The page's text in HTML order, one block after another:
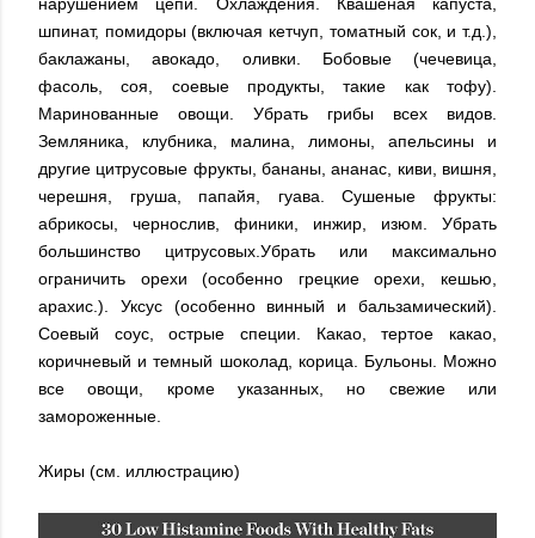
шпинат, помидоры (включая кетчуп, томатный сок, и т.д.),
баклажаны, авокадо, оливки. Бобовые (чечевица,
фасоль, соя, соевые продукты, такие как тофу).
Маринованные овощи. Убрать грибы всех видов.
Земляника, клубника, малина, лимоны, апельсины и
другие цитрусовые фрукты, бананы, ананас, киви, вишня,
черешня, груша, папайя, гуава. Сушеные фрукты:
абрикосы, чернослив, финики, инжир, изюм. Убрать
большинство цитрусовых.Убрать или максимально
ограничить орехи (особенно грецкие орехи, кешью,
арахис.). Уксус (особенно винный и бальзамический).
Соевый соус, острые специи. Какао, тертое какао,
коричневый и темный шоколад, корица. Бульоны. Можно
все овощи, кроме указанных, но свежие или
замороженные.
Жиры (см. иллюстрацию)